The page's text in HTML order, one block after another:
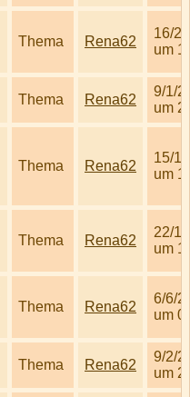
Thema Rena62
16/2/
um
Thema Rena62
9/1/
um
Thema Rena62
15/1/
um
Thema Rena62
22/1/
um
Thema Rena62
6/6/
um
Thema Rena62
9/2/
um